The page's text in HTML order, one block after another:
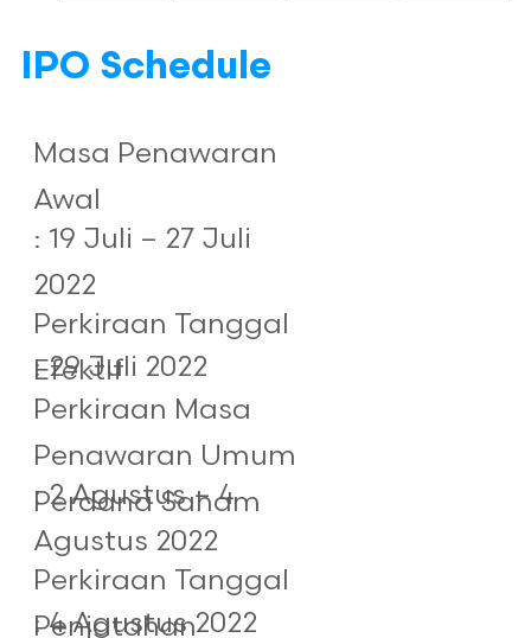
IPO Schedule
Masa Penawaran
Awal
: 19 Juli – 27 Juli
2022
Perkiraan Tanggal
Efektif
: 29 Juli 2022
Perkiraan Masa
Penawaran Umum
Perdana Saham
: 2 Agustus – 4
Agustus 2022
Perkiraan Tanggal
Penjatahan
: 4 Agustus 2022